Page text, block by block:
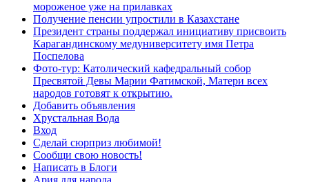
мороженое уже на прилавках
Получение пенсии упростили в Казахстане
Президент страны поддержал инициативу присвоить
Карагандинскому медуниверситету имя Петра
Поспелова
Фото-тур: Католический кафедральный собор
Пресвятой Девы Марии Фатимской, Матери всех
народов готовят к открытию.
Добавить объявления
Хрустальная Вода
Вход
Сделай сюрприз любимой!
Сообщи свою новость!
Написать в Блоги